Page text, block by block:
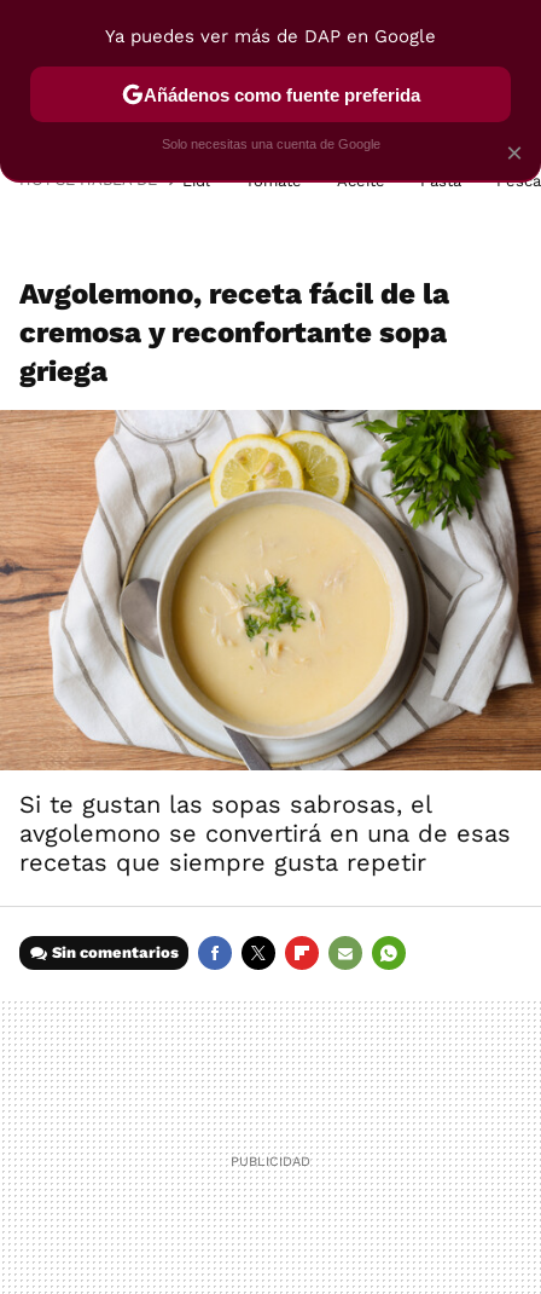
POSTRES VIAJES SELECCIÓN VEGUI
HOY SE HABLA DE Lidl Tomate Aceite Pasta
Avgolemono, receta fácil de la
cremosa y reconfortante sopa
griega
Si te gustan las sopas sabrosas, el
avgolemono se convertirá en una de esas
recetas que siempre gusta repetir
Sin comentarios
MAIL
×
Ya puedes ver más de DAP en Google
Añádenos como fuente preferida
Solo necesitas una cuenta de Google